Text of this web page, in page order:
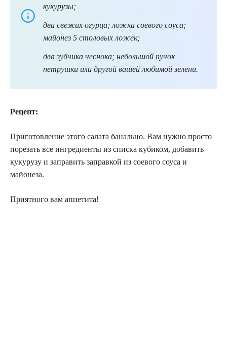
кукурузы;
два свежих огурца; ложка соевого соуса;
майонез 5 столовых ложек;
два зубчика чеснока; небольшой пучок
петрушки или другой вашей любимой зелени.
Рецепт:
Приготовление этого салата банально. Вам нужно просто
порезать все ингредиенты из списка кубиком, добавить
кукурузу и заправить заправкой из соевого соуса и
майонеза.
Приятного вам аппетита!